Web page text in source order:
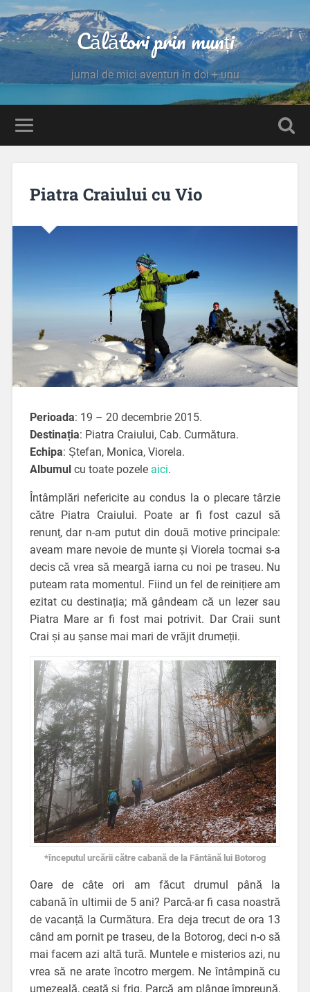
Călători prin munți
jurnal de mici aventuri în doi + unu
Piatra Craiului cu Vio
Perioada: 19 – 20 decembrie 2015.
Destinația: Piatra Craiului, Cab. Curmătura.
Echipa: Ștefan, Monica, Viorela.
Albumulcu toate pozele aici.
Întâmplări nefericite au condus la o plecare târzie
către Piatra Craiului. Poate ar fi fost cazul să
renunț, dar n-am putut din două motive principale:
aveam mare nevoie de munte și Viorela tocmai s-a
decis că vrea să meargă iarna cu noi pe traseu. Nu
puteam rata momentul. Fiind un fel de reinițiere am
ezitat cu destinația; mă gândeam că un Iezer sau
Piatra Mare ar fi fost mai potrivit. Dar Craii sunt
Crai și au șanse mai mari de vrăjit drumeții.
*începutul urcării către cabană de la Fântână lui Botorog
Oare de câte ori am făcut drumul până la
cabană în ultimii de 5 ani? Parcă-ar fi casa noastră
de vacanță la Curmătura. Era deja trecut de ora 13
când am pornit pe traseu, de la Botorog, deci n-o să
mai facem azi altă tură. Muntele e misterios azi, nu
vrea să ne arate încotro mergem. Ne întâmpină cu
umezeală, ceață și frig. Parcă am plânge împreună,